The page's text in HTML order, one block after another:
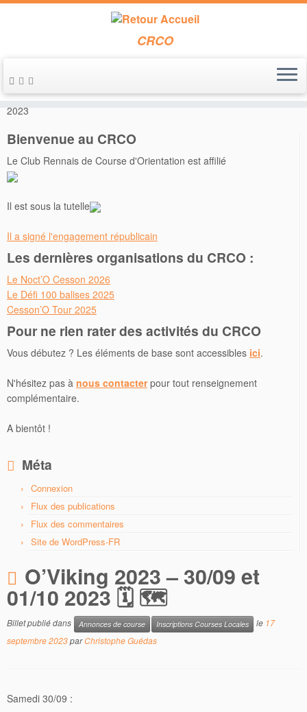
Passer
au
contenu
CRCO
Accueil » Annonces de course » O’Viking 2023 – 30/09 et 01/10
2023
Bienvenue au CRCO
Le Club Rennais de Course d'Orientation est affilié
Il est sous la tutelle
Il a signé l'engagement républicain
Les dernières organisations du CRCO :
Le Noct’O Cesson 2026
Le Défi 100 balises 2025
Cesson’O Tour 2025
Pour ne rien rater des activités du CRCO
Vous débutez ? Les éléments de base sont accessibles ici.
N'hésitez pas à nous contacterpour tout renseignement
complémentaire.
A bientôt !
Méta
Connexion
Flux des publications
Flux des commentaires
Site de WordPress-FR
O’Viking 2023 – 30/09 et
01/10 2023 🗓 🗺
Billet publié dans Annonces de course Inscriptions Courses Locales le 17
septembre 2023parChristophe Guédas
Samedi 30/09 :